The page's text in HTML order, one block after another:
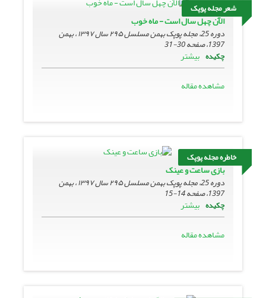
شعر مجله پوپک
الآن چهل سال است - ماه خوب
دوره 25، مجله پوپک بهمن مسلسل ۲۹۵ سال ۱۳۹۷ ، بهمن
1397، صفحه
30-31
چکیده بیشتر
مشاهده مقاله
خاطره مجله پوپک
بازی ساعت و عینک
دوره 25، مجله پوپک بهمن مسلسل ۲۹۵ سال ۱۳۹۷ ، بهمن
1397، صفحه
14-15
چکیده بیشتر
مشاهده مقاله